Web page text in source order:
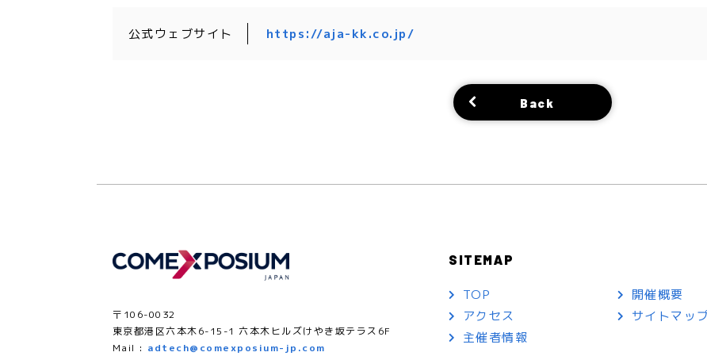
公式ウェブサイト https://aja-kk.co.jp/
Back
〒106-0032
東京都港区六本木6-15-1 六本木ヒルズけやき坂テラス6F
Mail : adtech@comexposium-jp.com
SITEMAP
TOP 開催概要
アクセス サイトマッ
主催者情報